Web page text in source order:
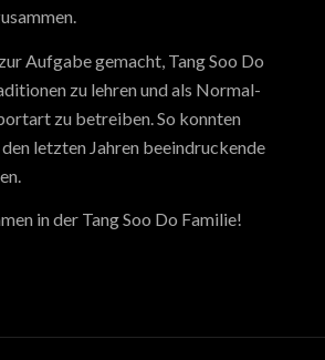
Aufgabe gemacht, Tang Soo Do
zu lehren und als Normal-
zu betreiben. So konnten
letzten Jahren beeindruckende
in der Tang Soo Do Familie!